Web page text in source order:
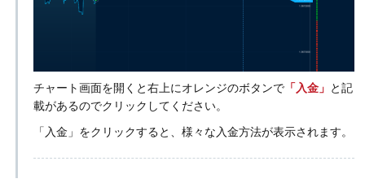
チャート画面を開くと右上にオレンジのボタンで 「入金」 と記
載があるのでクリックしてください。
「入金」をクリックすると、様々な入金方法が表示されます。